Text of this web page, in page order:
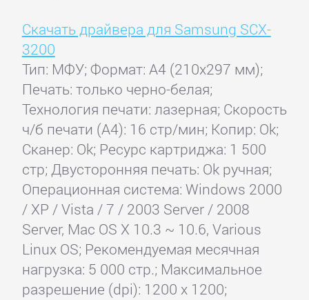
Скачать драйвера для Samsung SCX-
3200
Тип: МФУ; Формат: A4 (210x297 мм);
Печать: только черно-белая;
Технология печати: лазерная; Скорость
ч/б печати (А4): 16 стр/мин; Копир: Ok;
Сканер: Ok; Ресурс картриджа: 1 500
стр; Двусторонняя печать: Ok ручная;
Операционная система: Windows 2000
/ XP / Vista / 7 / 2003 Server / 2008
Server, Mac OS X 10.3 ~ 10.6, Various
Linux OS; Рекомендуемая месячная
нагрузка: 5 000 стр.; Максимальное
разрешение (dpi): 1200 x 1200;